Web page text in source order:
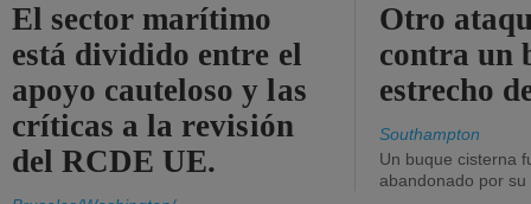
El sector marítimo
está dividido entre el
apoyo cauteloso y las
críticas a la revisión
del RCDE UE.
Otro
contra un
estrecho
Southampton
Un buque cisterna
abandonado por su